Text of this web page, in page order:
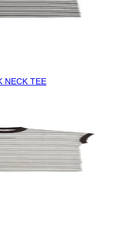
NECK TEE